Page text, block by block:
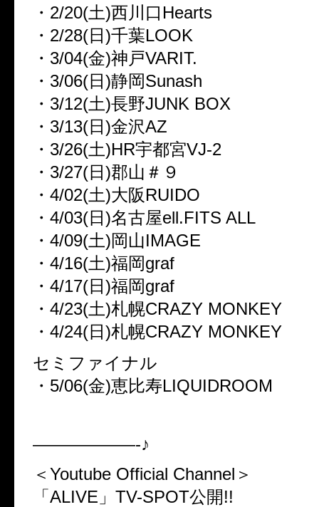
・2/20(土)西川口Hearts
・2/28(日)千葉LOOK
・3/04(金)神戸VARIT.
・3/06(日)静岡Sunash
・3/12(土)長野JUNK BOX
・3/13(日)金沢AZ
・3/26(土)HR宇都宮VJ-2
・3/27(日)郡山＃９
・4/02(土)大阪RUIDO
・4/03(日)名古屋ell.FITS ALL
・4/09(土)岡山IMAGE
・4/16(土)福岡graf
・4/17(日)福岡graf
・4/23(土)札幌CRAZY MONKEY
・4/24(日)札幌CRAZY MONKEY
セミファイナル
・5/06(金)恵比寿LIQUIDROOM
——————-♪
＜Youtube Official Channel＞
「ALIVE」TV-SPOT公開!!